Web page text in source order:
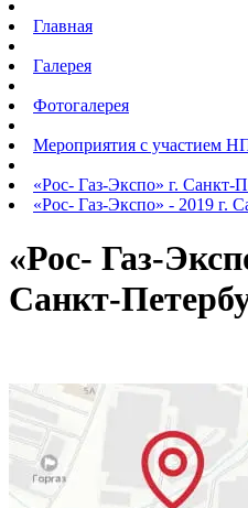
Главная
Галерея
Фотогалерея
Мероприятия с участием
«Рос- Газ-Экспо» г. Санкт-
«Рос- Газ-Экспо» - 2019 г.
«Рос- Газ-
Санкт-